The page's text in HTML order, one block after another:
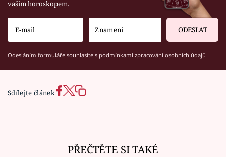
vaším horoskopem.
ODESLAT
Odesláním formuláře souhlasíte s podmínkami zpracování osobních údajů
Sdílejte článek
PŘEČTĚTE SI TAKÉ